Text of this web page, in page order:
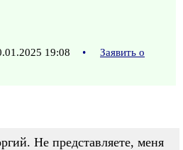
19:08 •
Заявить о
Не представляете, меня